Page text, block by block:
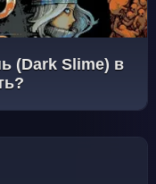
(Dark Slime) в